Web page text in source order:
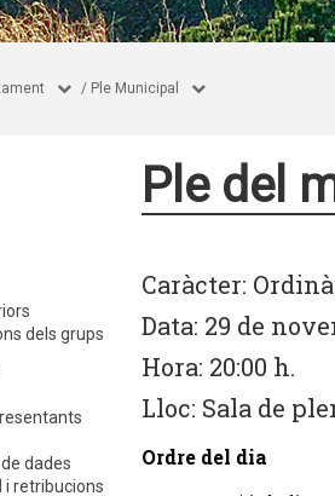
/ Ple Municipal
dels grups
dades
i retribucions
Ple del
Caràcter:
Data: 29 de
Hora: 20:00 h.
Lloc: Sala de
Ordre del dia